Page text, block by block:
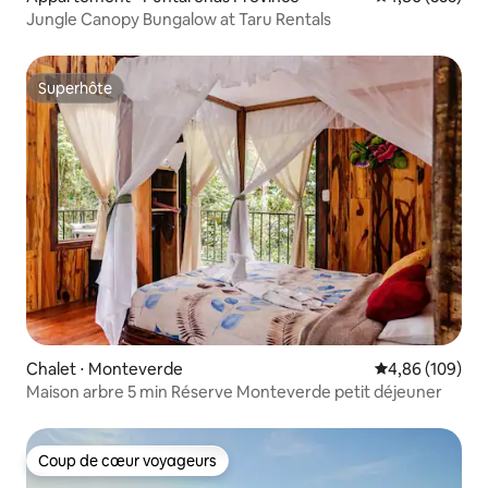
Jungle Canopy Bungalow at Taru Rentals
Superhôte
Superhôte
Chalet ⋅ Monteverde Évaluation
4,86 (109)
Maison arbre 5 min Réserve Monteverde petit déjeuner
Coup de cœur voyageurs
Coup de cœur voyageurs